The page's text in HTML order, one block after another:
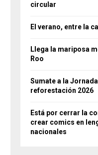
circular
El verano, entre la
Llega la mariposa
Roo
Sumate a la
reforestación 2026
Está por cerrar la
crear comics en
nacionales